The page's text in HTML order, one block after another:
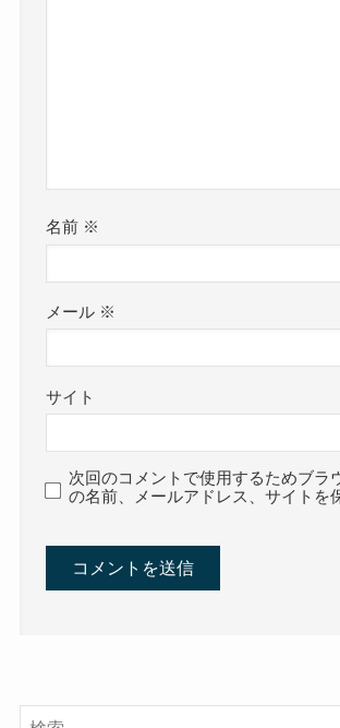
名前 ※
メール ※
サイト
次回のコメントで使用するためブラ
の名前、メールアドレス、サイトを